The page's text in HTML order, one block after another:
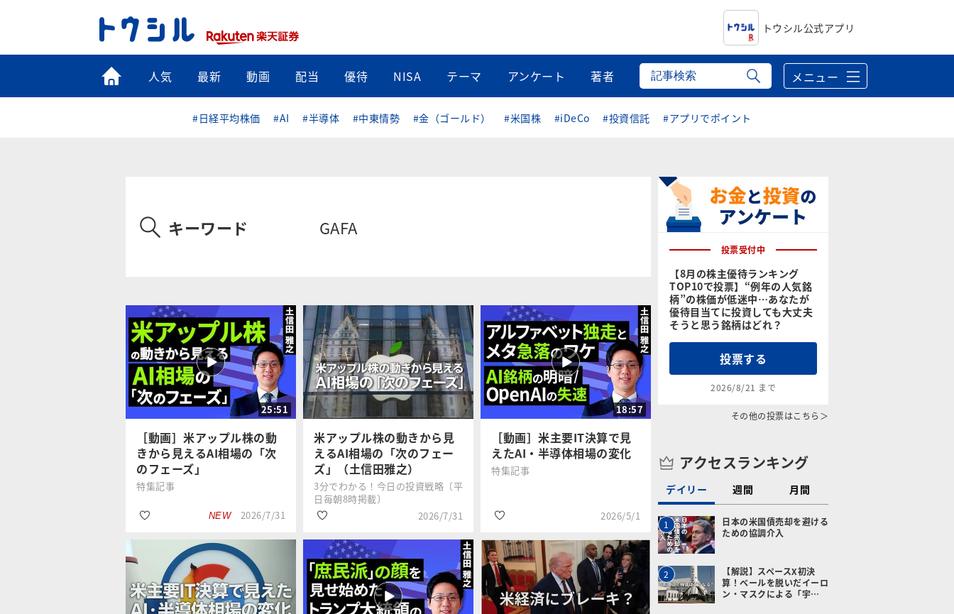
トウシル公式アプリ
トップ
人気 最新 動画 配当 優待 NISA テーマ アンケート 著者 メニュー
#日経平均株価 #AI #半導体 #中東情勢 #金（ゴールド） #米国株 #iDeCo #投資信託 #アプリでポイント
キーワード GAFA
25:51
［動画］米アップル株の動
きから見えるAI相場の「次
のフェーズ」
特集記事
NEW 2026/7/31
#生成AI
米アップル株の動きから見
えるAI相場の「次のフェー
ズ」（土信田雅之）
3分でわかる！今日の投資戦略〔平
日毎朝8時掲載〕
2026/7/31
#生成AI
18:57
［動画］米主要IT決算で見
えたAI・半導体相場の変化
特集記事
2026/5/1
#生成AI
投票受付中
【8月の株主優待ランキング
TOP10で投票】“例年の人気銘
柄”の株価が低迷中…あなたが
優待目当てに投資しても大丈夫
そうと思う銘柄はどれ？
投票する
2026/8/21 まで
その他の投票はこちら＞
アクセスランキング
デイリー 週間 月間
1
日本の米国債売却を避ける
ための協調介入
2
【解説】スペースX初決
算！ベールを脱いだイーロ
ン・マスクによる「宇…